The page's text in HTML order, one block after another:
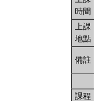
時間
上課
地點
備註
課程